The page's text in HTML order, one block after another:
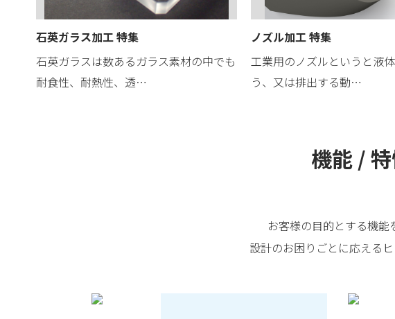
石英ガラス加工 特集
石英ガラスは数あるガラス素材の中でも
耐食性、耐熱性、透…
ノズル加工 特集
工業用のノズルというと液
う、又は排出する動…
機能 /
お客様の目的とする機能
設計のお困りごとに応える